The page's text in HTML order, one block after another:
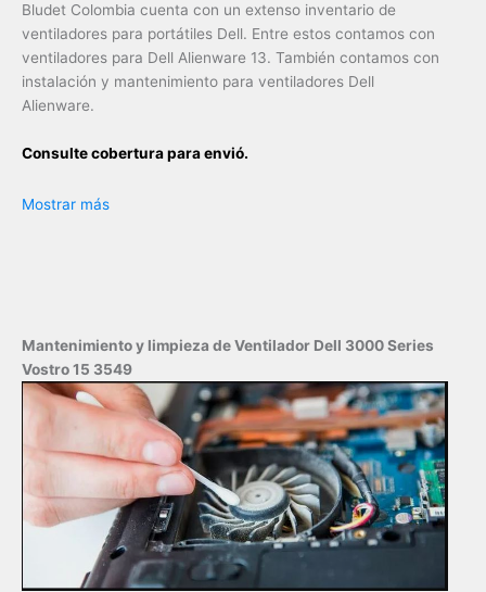
Bludet Colombia cuenta con un extenso inventario de
ventiladores para portátiles Dell. Entre estos contamos con
ventiladores para Dell Alienware 13. También contamos con
instalación y mantenimiento para ventiladores Dell
Alienware.
Consulte cobertura para envió.
Leticia, Medellín, Arauca, Barranquilla, Cartagena, Tunja,
Mostrar más
Mantenimiento y limpieza de Ventilador Dell 3000 Series
Vostro 15 3549